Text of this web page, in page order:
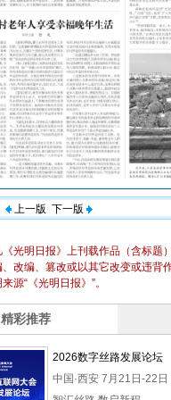
上一版 下一版